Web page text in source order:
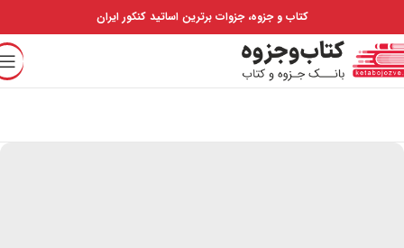
کتاب و جزوه، جزوات برترین اساتید کنکور ایران